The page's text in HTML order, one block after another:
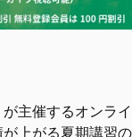
主催するオンライ
上がる夏期講習の